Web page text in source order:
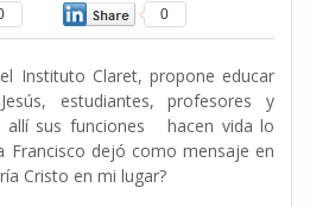
0
Instituto Claret, propone educar
estudiantes, profesores y
allí sus funciones hacen vida lo
Francisco dejó como mensaje en
Cristo en mi lugar?